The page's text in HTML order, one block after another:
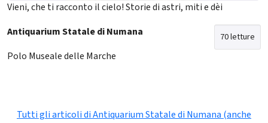
Vieni, che ti racconto il cielo! Storie di astri, miti e dèi
70 letture
Antiquarium Statale di Numana
Polo Museale delle Marche
Tutti gli articoli di Antiquarium Statale di Numana (anche